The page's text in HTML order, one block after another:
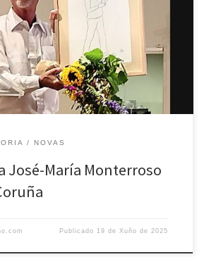
Monterroso Devesa, organizada por amigos e
Alexandre Bóveda, O Facho, a Asociación de
e o propio Circo. Nun ambiente
Pura […]
NOVAS
José-María Monterroso
Publicado 19 de Xuño de 2025